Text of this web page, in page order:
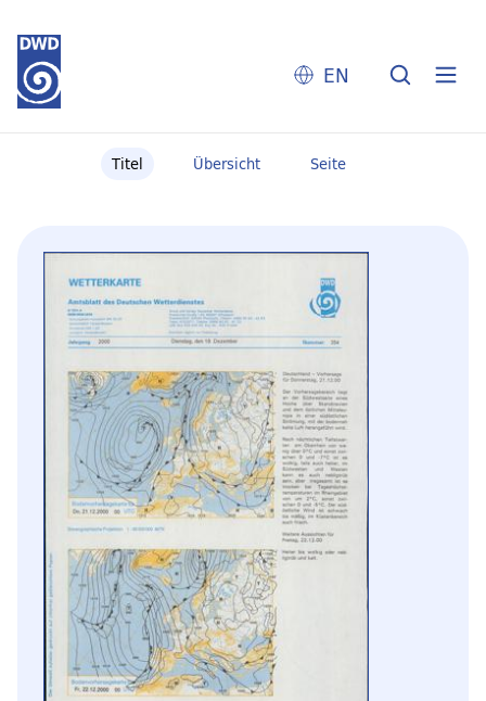
EN
Titel Übersicht Seite